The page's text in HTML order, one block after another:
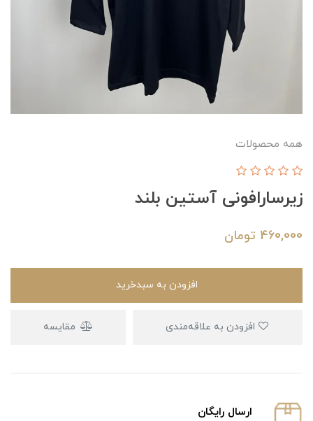
همه محصولات
زیرسارافونی آستین بلند
460,000 تومان
افزودن به سبدخرید
مقایسه
ارسال رایگان